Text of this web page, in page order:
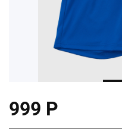
999 Р